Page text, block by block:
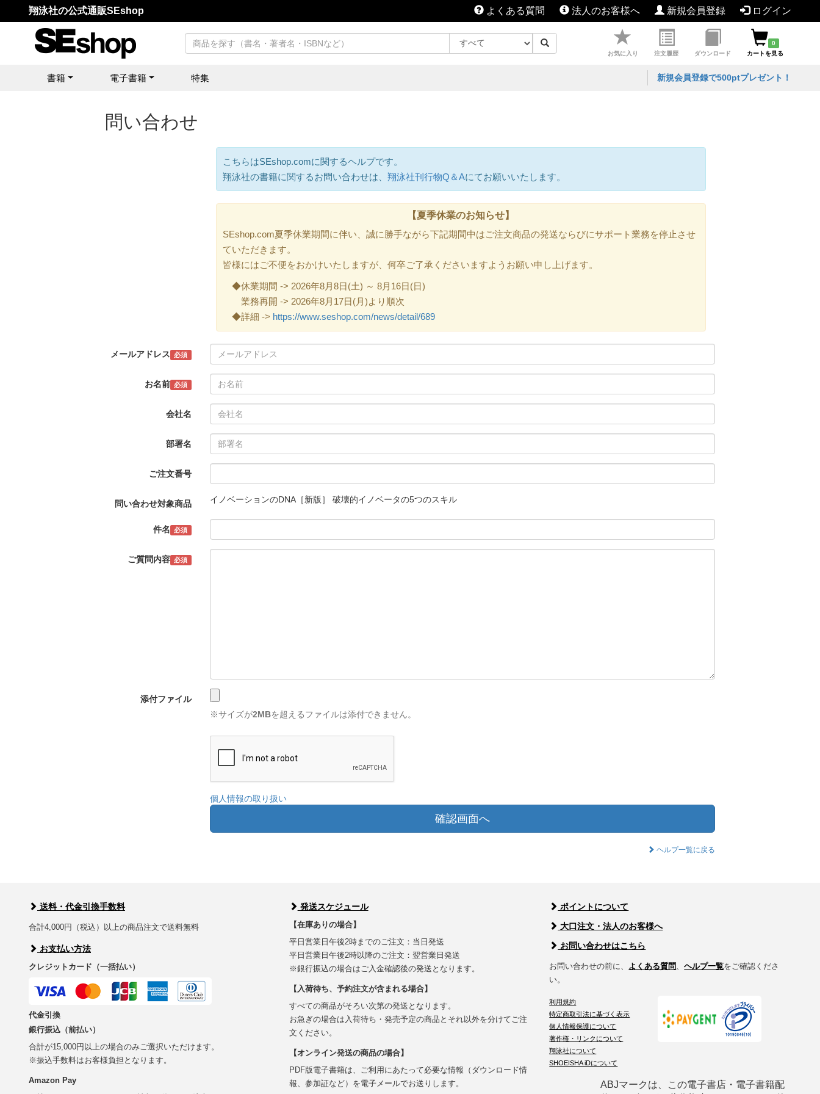
翔泳社の公式通販SEshop よくある質問 法人のお客様へ 新規会員登録 ログイン
お気に入り 注文履歴 ダウンロード
0
カートを見る
書籍 電子書籍 特集 新規会員登録で500ptプレゼント！
問い合わせ
こちらはSEshop.comに関するヘルプです。
翔泳社の書籍に関するお問い合わせは、 翔泳社刊行物Q＆Aにてお願いいたします。
【夏季休業のお知らせ】
SEshop.com夏季休業期間に伴い、誠に勝手ながら下記期間中はご注文商品の発送ならびにサポート業務を停止させ
ていただきます。
皆様にはご不便をおかけいたしますが、何卒ご了承くださいますようお願い申し上げます。
◆休業期間 -> 2026年8月8日(土) ～ 8月16日(日)
業務再開 -> 2026年8月17日(月)より順次
◆詳細 -> https://www.seshop.com/news/detail/689
メールアドレス 必須
お名前 必須
会社名
部署名
ご注文番号
問い合わせ対象商品 イノベーションのDNA［新版］ 破壊的イノベータの5つのスキル
件名 必須
ご質問内容 必須
添付ファイル
※サイズが2MBを超えるファイルは添付できません。
個人情報の取り扱い
確認画面へ
ヘルプ一覧に戻る
送料・代金引換手数料
合計4,000円（税込）以上の商品注文で送料無料
お支払い方法
クレジットカード（一括払い）
代金引換
銀行振込（前払い）
合計が15,000円以上の場合のみご選択いただけます。
※振込手数料はお客様負担となります。
Amazon Pay
発送スケジュール
【在庫ありの場合】
平日営業日午後2時までのご注文：当日発送
平日営業日午後2時以降のご注文：翌営業日発送
※銀行振込の場合はご入金確認後の発送となります。
【入荷待ち、予約注文が含まれる場合】
すべての商品がそろい次第の発送となります。
お急ぎの場合は入荷待ち・発売予定の商品とそれ以外を分けてご注
文ください。
【オンライン発送の商品の場合】
PDF版電子書籍は、ご利用にあたって必要な情報（ダウンロード情
報、参加証など）を電子メールでお送りします。
ポイントについて
大口注文・法人のお客様へ
お問い合わせはこちら
お問い合わせの前に、 よくある質問、ヘルプ一覧をご確認くださ
い。
利用規約
特定商取引法に基づく表示
個人情報保護について
著作権・リンクについて
翔泳社について
SHOEISHA iDについて
ABJマークは、この電子書店・電子書籍配